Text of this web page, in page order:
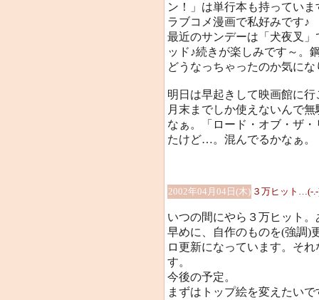
ン！」は単行本も持ってい
ラブコメ漫画で私好みです♪
最近のサンデーは「犬夜叉
ッド♪続きが楽しみです～。
どうなっちゃったのか気にな
明日は早起きして映画館に
月末までしか使えないんで
なぁ。「ロード・オブ・ザ
たけど…。混んでるかなぁ。
2002年04月04日(木) ３万ヒット…(-
いつの間にやら３万ヒット
早めに、自作のものを(強調)
ロ更新になっています。そ
す。
今後の予定。
まずはトップ絵を変えたい